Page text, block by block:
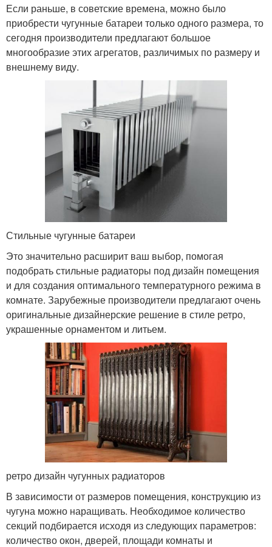
Если раньше, в советские времена, можно было
приобрести чугунные батареи только одного размера, то
сегодня производители предлагают большое
многообразие этих агрегатов, различимых по размеру и
внешнему виду.
Стильные чугунные батареи
Это значительно расширит ваш выбор, помогая
подобрать стильные радиаторы под дизайн помещения
и для создания оптимального температурного режима в
комнате. Зарубежные производители предлагают очень
оригинальные дизайнерские решение в стиле ретро,
украшенные орнаментом и литьем.
ретро дизайн чугунных радиаторов
В зависимости от размеров помещения, конструкцию из
чугуна можно наращивать. Необходимое количество
секций подбирается исходя из следующих параметров:
количество окон, дверей, площади комнаты и